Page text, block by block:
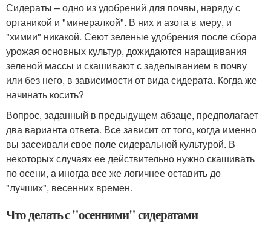
Сидераты – одно из удобрений для почвы, наряду с
органикой и "минералкой". В них и азота в меру, и
"химии" никакой. Сеют зеленые удобрения после сбора
урожая основных культур, дожидаются наращивания
зеленой массы и скашивают с заделыванием в почву
или без него, в зависимости от вида сидерата. Когда же
начинать косить?
Вопрос, заданный в предыдущем абзаце, предполагает
два варианта ответа. Все зависит от того, когда именно
вы засеивали свое поле сидеральной культурой. В
некоторых случаях ее действительно нужно скашивать
по осени, а иногда все же логичнее оставить до
"лучших", весенних времен.
Что делать с "осенними" сидератами